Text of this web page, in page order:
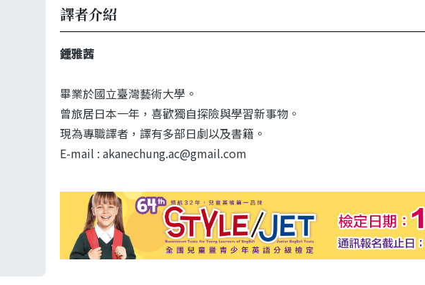
譯者介紹
鍾雅茜
畢業於國立臺灣藝術大學。
曾旅居日本一年，喜歡獨自探險與學習新事物。
現為專職譯者，譯有多部日劇以及書籍。
E-mail : akanechung.ac@gmail.com